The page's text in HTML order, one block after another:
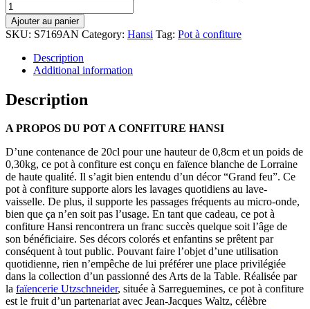
Ajouter au panier
SKU: S7169AN Category: Hansi Tag: Pot à confiture
Description
Additional information
Description
A PROPOS DU POT A CONFITURE HANSI
D’une contenance de 20cl pour une hauteur de 0,8cm et un poids de
0,30kg, ce pot à confiture est conçu en faïence blanche de Lorraine
de haute qualité. Il s’agit bien entendu d’un décor “Grand feu”. Ce
pot à confiture supporte alors les lavages quotidiens au lave-
vaisselle. De plus, il supporte les passages fréquents au micro-onde,
bien que ça n’en soit pas l’usage. En tant que cadeau, ce pot à
confiture Hansi rencontrera un franc succès quelque soit l’âge de
son bénéficiaire. Ses décors colorés et enfantins se prêtent par
conséquent à tout public. Pouvant faire l’objet d’une utilisation
quotidienne, rien n’empêche de lui préférer une place privilégiée
dans la collection d’un passionné des Arts de la Table. Réalisée par
la faïencerie Utzschneider, située à Sarreguemines, ce pot à confiture
est le fruit d’un partenariat avec Jean-Jacques Waltz, célèbre